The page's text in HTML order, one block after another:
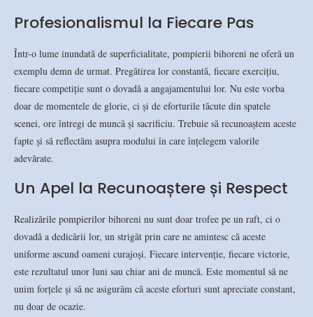
Profesionalismul la Fiecare Pas
Într-o lume inundată de superficialitate, pompierii bihoreni ne oferă un
exemplu demn de urmat. Pregătirea lor constantă, fiecare exercițiu,
fiecare competiție sunt o dovadă a angajamentului lor. Nu este vorba
doar de momentele de glorie, ci și de eforturile tăcute din spatele
scenei, ore întregi de muncă și sacrificiu. Trebuie să recunoaștem aceste
fapte și să reflectăm asupra modului în care înțelegem valorile
adevărate.
Un Apel la Recunoaștere și Respect
Realizările pompierilor bihoreni nu sunt doar trofee pe un raft, ci o
dovadă a dedicării lor, un strigăt prin care ne amintesc că aceste
uniforme ascund oameni curajoși. Fiecare intervenție, fiecare victorie,
este rezultatul unor luni sau chiar ani de muncă. Este momentul să ne
unim forțele și să ne asigurăm că aceste eforturi sunt apreciate constant,
nu doar de ocazie.